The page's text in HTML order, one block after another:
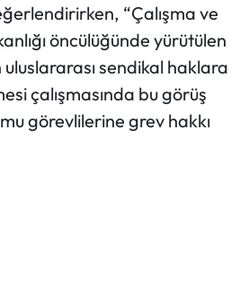
“Çalışma ve
öncülüğünde yürütülen
uluslararası sendikal haklara
çalışmasında bu görüş
görevlilerine grev hakkı